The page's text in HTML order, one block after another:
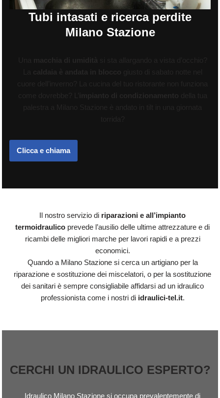
Tubi intasati e ricerca perdite
Milano Stazione
Clicca e chiama
Il nostro servizio di riparazioni e all’impianto
termoidraulico prevede l’ausilio delle ultime attrezzature e di
ricambi delle migliori marche per lavori rapidi e a prezzi
economici.
Quando a Milano Stazione si cerca un artigiano per la
riparazione e sostituzione dei miscelatori, o per la sostituzione
dei sanitari è sempre consigliabile affidarsi ad un idraulico
professionista come i nostri di idraulici-tel.it.
CERCHI UN IDRAULICO ESPERTO?
Idraulico Milano Stazione si occupa prevalentemente di